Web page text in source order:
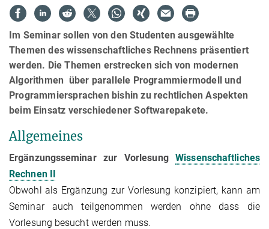
Im Seminar sollen von den Studenten ausgewählte
Themen des wissenschaftliches Rechnens präsentiert
werden. Die Themen erstrecken sich von modernen
Algorithmen über parallele Programmiermodell und
Programmiersprachen bishin zu rechtlichen Aspekten
beim Einsatz verschiedener Softwarepakete.
Allgemeines
Ergänzungsseminar zur VorlesungWissenschaftliches
Rechnen II
Obwohl als Ergänzung zur Vorlesung konzipiert, kann am
Seminar auch teilgenommen werden ohne dass die
Vorlesung besucht werden muss.